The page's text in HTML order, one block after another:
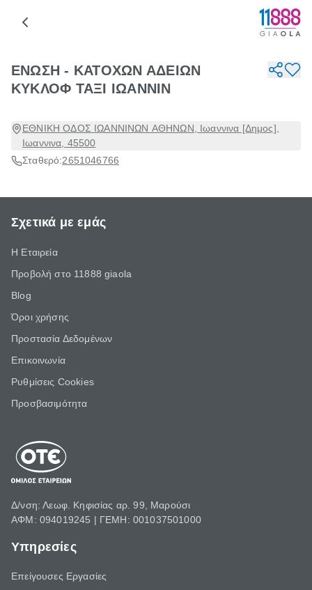
ΕΝΩΣΗ - ΚΑΤΟΧΩΝ ΑΔΕΙΩΝ
ΚΥΚΛΟΦ ΤΑΞΙ ΙΩΑΝΝΙΝ
ΕΘΝΙΚΗ ΟΔΟΣ ΙΩΑΝΝΙΝΩΝ ΑΘΗΝΩΝ, Ιωαννινα [Δημος],
Ιωαννινα, 45500
Σταθερό:2651046766
Σχετικά με εμάς
Η Εταιρεία
Προβολή στο 11888 giaola
Blog
Όροι χρήσης
Προστασία Δεδομένων
Επικοινωνία
Ρυθμίσεις Cookies
Προσβασιμότητα
Δ/νση: Λεωφ. Κηφισίας αρ. 99, Μαρούσι
ΑΦΜ: 094019245 | ΓΕΜΗ: 001037501000
Υπηρεσίες
Επείγουσες Εργασίες